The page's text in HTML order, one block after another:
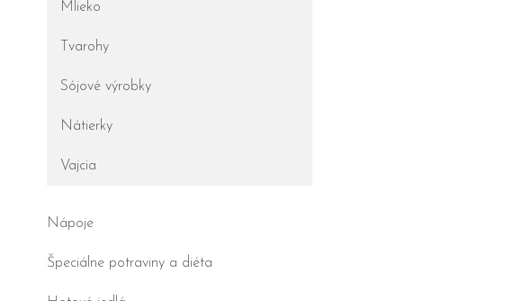
Mlieko
Tvarohy
Sójové výrobky
Nátierky
Vajcia
Nápoje
Špeciálne potraviny a diéta